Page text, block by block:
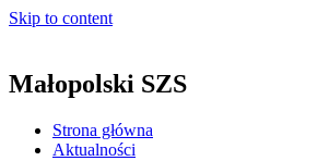
Skip to content
Małopolski SZS
Strona główna
Aktualności